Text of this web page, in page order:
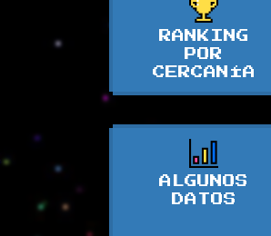
RANKING
POR
CERCANÍA
ALGUNOS
DATOS